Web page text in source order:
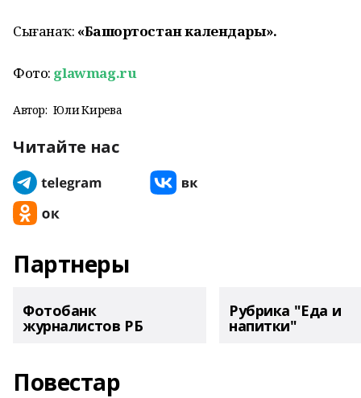
Сығанаҡ: «Башҡортостан календары».
Фото: glawmag.ru
Автор: Юлиә Кирәева
Читайте нас
Партнеры
Фотобанк
журналистов РБ
Рубрика "Еда и
напитки"
Повестар